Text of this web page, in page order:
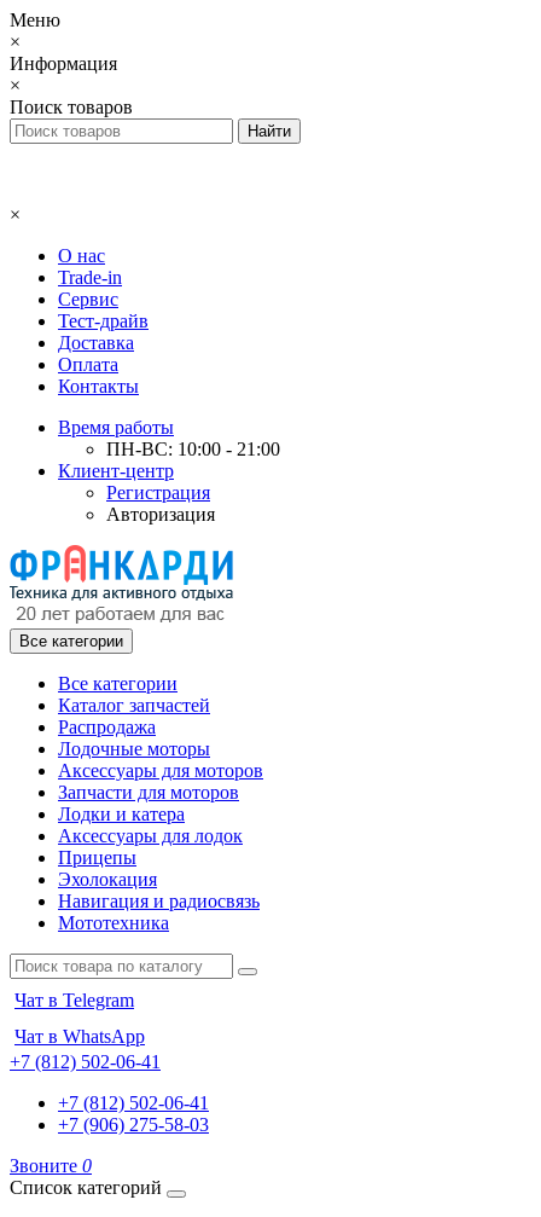
Меню
×
Информация
×
Поиск товаров
×
О нас
Trade-in
Сервис
Тест-драйв
Доставка
Оплата
Контакты
Время работы
ПН-ВС: 10:00 - 21:00
Клиент-центр
Регистрация
Авторизация
Все категории
Все категории
Каталог запчастей
Распродажа
Лодочные моторы
Аксессуары для моторов
Запчасти для моторов
Лодки и катера
Аксессуары для лодок
Прицепы
Эхолокация
Навигация и радиосвязь
Мототехника
Чат в Telegram
Чат в WhatsApp
+7 (812) 502-06-41
+7 (812) 502-06-41
+7 (906) 275-58-03
Звоните 0
Список категорий